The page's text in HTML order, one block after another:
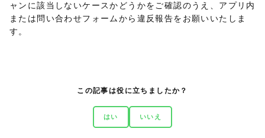
ャンに該当しないケースかどうかをご確認のうえ、アプリ内
または問い合わせフォームから違反報告をお願いいたしま
す。
この記事は役に立ちましたか？
はい いいえ